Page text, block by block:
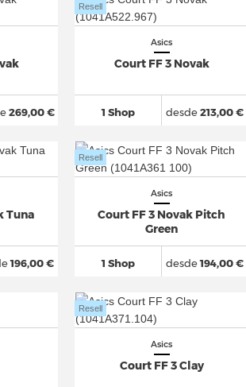
269,00 €
Asics
Court FF 3 Novak
1 Shop
Resell
desde213,00 €
Tuna
196,00 €
Asics
Court FF 3 Novak Pitch
Green
1 Shop
Resell
desde194,00 €
Asics
Court FF 3 Clay
Resell